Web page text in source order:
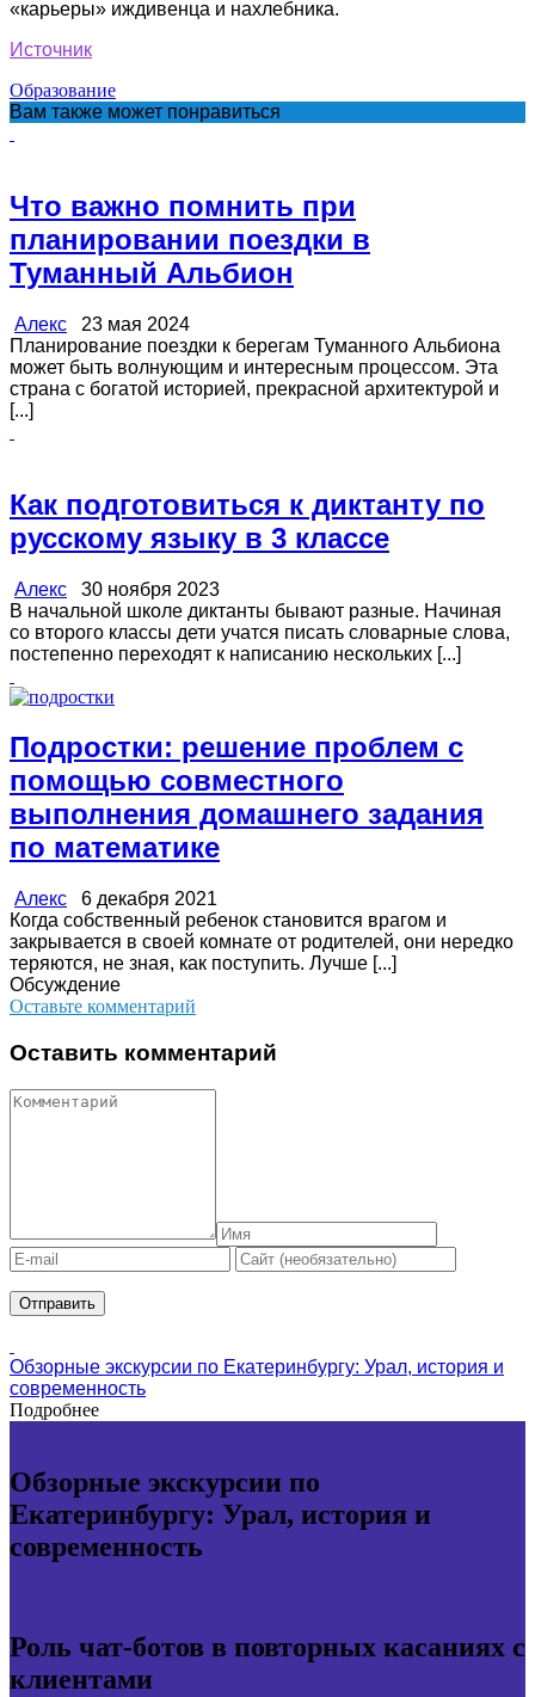
«карьеры» иждивенца и нахлебника.
Источник
Образование
Вам также может понравиться
Что важно помнить при
планировании поездки в
Туманный Альбион
Алекс 23 мая 2024
Планирование поездки к берегам Туманного Альбиона
может быть волнующим и интересным процессом. Эта
страна с богатой историей, прекрасной архитектурой и
[...]
Как подготовиться к диктанту по
русскому языку в 3 классе
Алекс 30 ноября 2023
В начальной школе диктанты бывают разные. Начиная
со второго классы дети учатся писать словарные слова,
постепенно переходят к написанию нескольких [...]
Подростки: решение проблем с
помощью совместного
выполнения домашнего задания
по математике
Алекс 6 декабря 2021
Когда собственный ребенок становится врагом и
закрывается в своей комнате от родителей, они нередко
теряются, не зная, как поступить. Лучше [...]
Обсуждение
Оставьте комментарий
Оставить комментарий
Обзорные экскурсии по Екатеринбургу: Урал, история и
современность
Подробнее
Обзорные экскурсии по
Екатеринбургу: Урал, история и
современность
Роль чат-ботов в повторных касаниях с
клиентами